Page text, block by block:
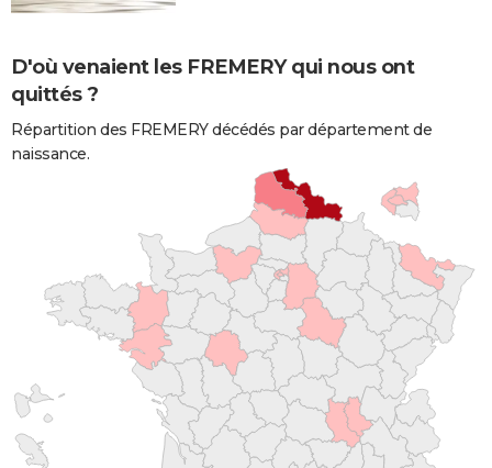
D'où venaient les FREMERY qui nous ont
quittés ?
Répartition des FREMERY décédés par département de
naissance.